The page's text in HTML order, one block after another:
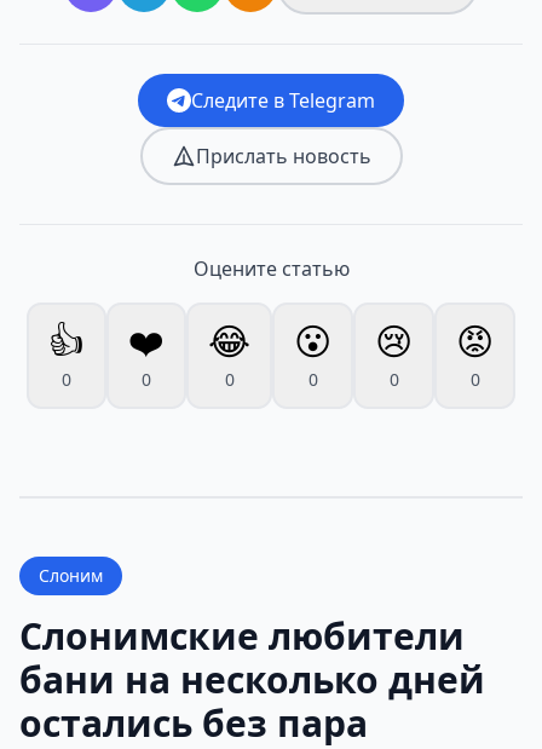
Следите в Telegram
Прислать новость
Оцените статью
👍
0
❤️
0
😂
0
😮
0
😢
0
😡
0
Слоним
Слонимские любители
бани на несколько дней
остались без пара